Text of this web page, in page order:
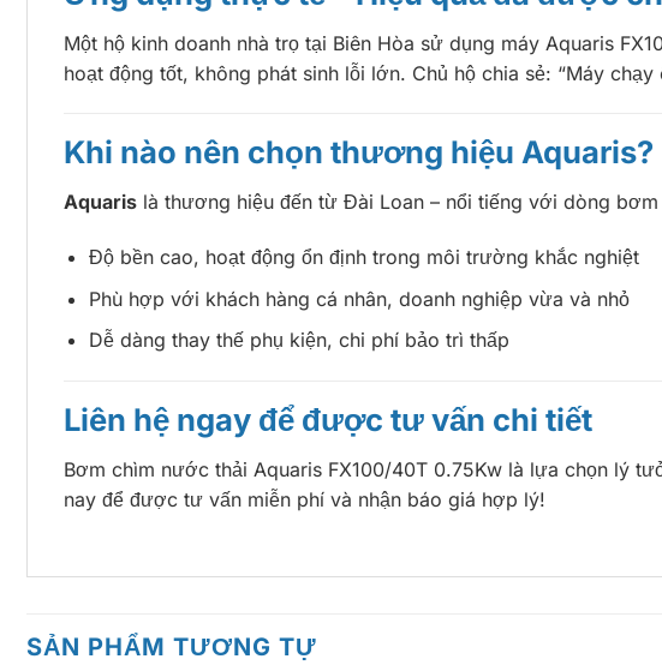
Một hộ kinh doanh nhà trọ tại Biên Hòa sử dụng máy Aquaris
hoạt động tốt, không phát sinh lỗi lớn. Chủ hộ chia sẻ: “Máy
Khi nào nên chọn thương hiệu Aquaris?
Aquaris là thương hiệu đến từ Đài Loan – nổi tiếng với dòng
Độ bền cao, hoạt động ổn định trong môi trường khắc nghiệt
Phù hợp với khách hàng cá nhân, doanh nghiệp vừa và nhỏ
Dễ dàng thay thế phụ kiện, chi phí bảo trì thấp
Liên hệ ngay để được tư vấn chi tiết
Bơm chìm nước thải Aquaris FX100/40T 0.75Kw là lựa chọn lý
nay để được tư vấn miễn phí và nhận báo giá hợp lý!
SẢN PHẨM TƯƠNG TỰ